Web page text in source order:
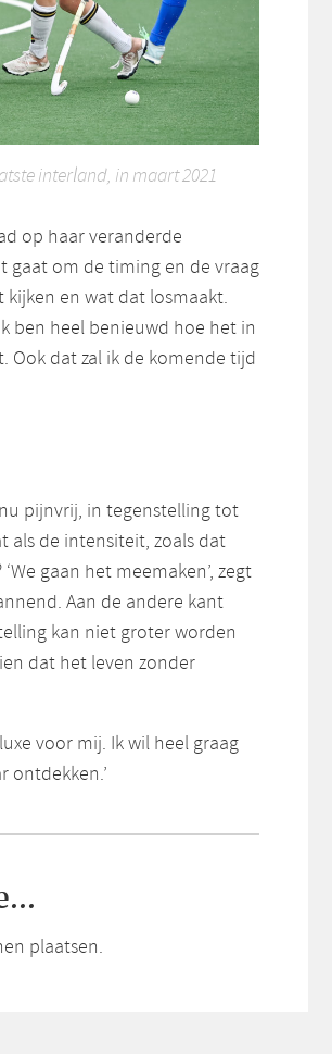
interland, in maart 2021
op haar veranderde
gaat om de timing en de vraag
en wat dat losmaakt.
ben heel benieuwd hoe het in
Ook dat zal ik de komende tijd
pijnvrij, in tegenstelling tot
als de intensiteit, zoals dat
gaan het meemaken’, zegt
Aan de andere kant
kan niet groter worden
dat het leven zonder
voor mij. Ik wil heel graag
ontdekken.’
plaatsen.